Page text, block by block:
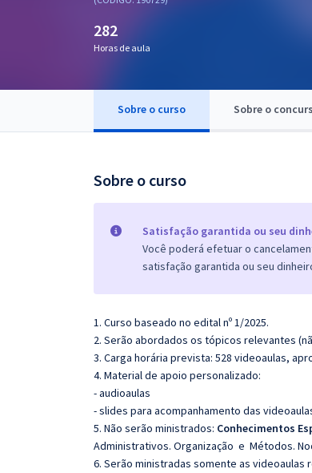
OAB
282
Horas de aula
Sobre o curso Sobre o
Sobre o curso
Satisfação garantida ou seu
Você poderá efetuar o
satisfação garantida ou seu
1. Curso baseado no edital nº 1/2025.
2. Serão abordados os tópicos relevantes
3. Carga horária prevista: 528 videoaulas,
4. Material de apoio personalizado:
- audioaulas
- slides para acompanhamento das
5. Não serão ministrados: Conhecimentos
Administrativos. Organização e Métodos.
6. Serão ministradas somente as